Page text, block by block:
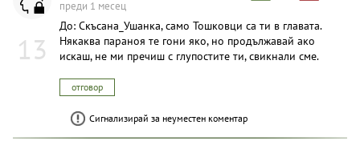
13
преди 1 месец
До: Скъсана_Ушанка, само Тошковци са ти в главата.
Някаква параноя те гони яко, но продължавай ако
искаш, не ми пречиш с глупостите ти, свикнали сме.
отговор
Сигнализирай за неуместен коментар